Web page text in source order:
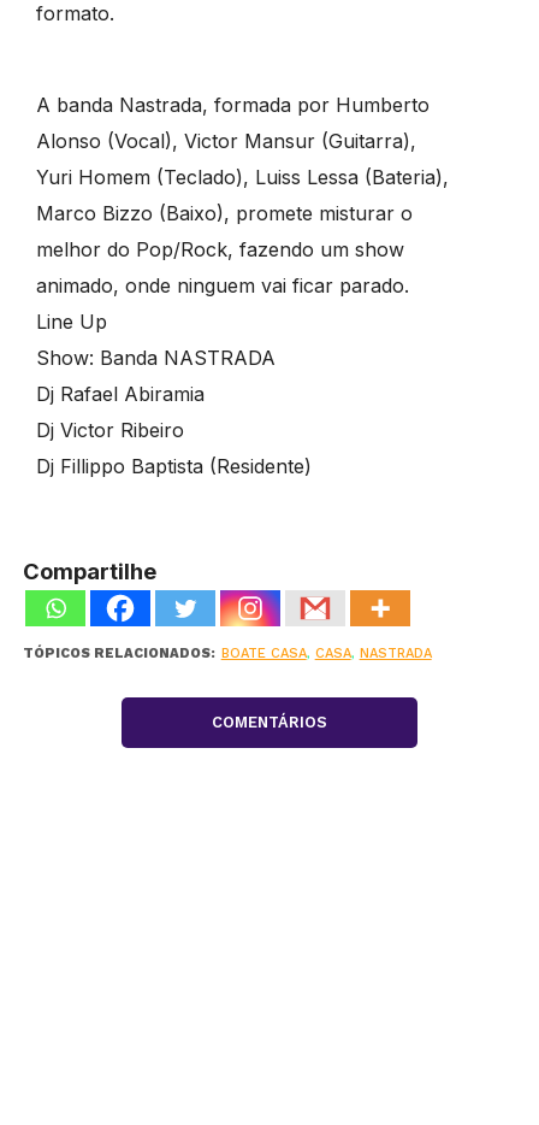
formato.
A banda Nastrada, formada por Humberto
Alonso (Vocal), Victor Mansur (Guitarra),
Yuri Homem (Teclado), Luiss Lessa (Bateria),
Marco Bizzo (Baixo), promete misturar o
melhor do Pop/Rock, fazendo um show
animado, onde ninguem vai ficar parado.
Line Up
Show: Banda NASTRADA
Dj Rafael Abiramia
Dj Victor Ribeiro
Dj Fillippo Baptista (Residente)
Compartilhe
TÓPICOS RELACIONADOS: BOATE CASA, CASA, NASTRADA
COMENTÁRIOS